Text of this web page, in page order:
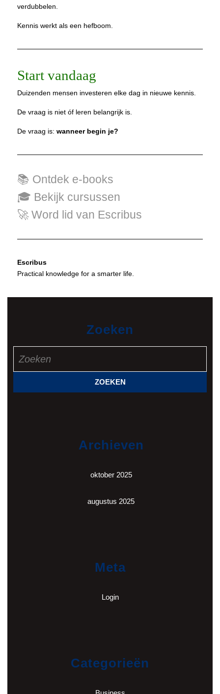
verdubbelen.
Kennis werkt als een hefboom.
Start vandaag
Duizenden mensen investeren elke dag in nieuwe kennis.
De vraag is niet óf leren belangrijk is.
De vraag is: wanneer begin je?
📚 Ontdek e-books
🎓 Bekijk cursussen
🚀 Word lid van Escribus
Escribus
Practical knowledge for a smarter life.
Zoeken
naar:
Archieven
oktober 2025
augustus 2025
Meta
Login
Categorieën